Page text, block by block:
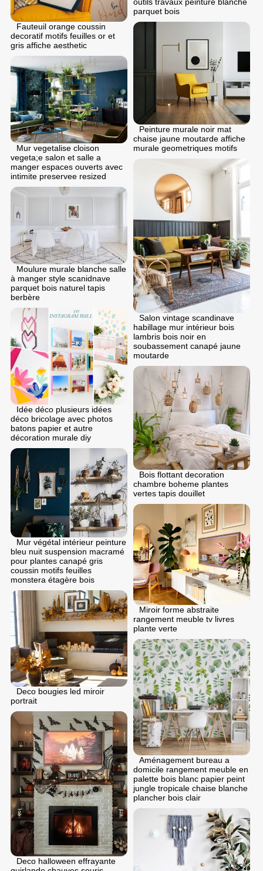
Fauteuil orange coussin
decoratif motifs feuilles or et
gris affiche aesthetic
parquet bois
Peinture murale noir mat
chaise jaune moutarde affiche
murale geometriques motifs
Mur vegetalise cloison
vegeta;e salon et salle a
manger espaces ouverts avec
intimite preservee resized
Salon vintage scandinave
habillage mur intérieur bois
lambris bois noir en
soubassement canapé jaune
moutarde
Moulure murale blanche salle
à manger style scanidnave
parquet bois naturel tapis
berbère
Idée déco plusieurs idées
déco bricolage avec photos
batons papier et autre
décoration murale diy
Bois flottant decoration
chambre boheme plantes
vertes tapis douillet
Mur végétal intérieur peinture
bleu nuit suspension macramé
pour plantes canapé gris
coussin motifs feuilles
monstera étagère bois
Miroir forme abstraite
rangement meuble tv livres
plante verte
Deco bougies led miroir
portrait
Aménagement bureau a
domicile rangement meuble en
palette bois blanc papier peint
jungle tropicale chaise blanche
plancher bois clair
Deco halloween effrayante